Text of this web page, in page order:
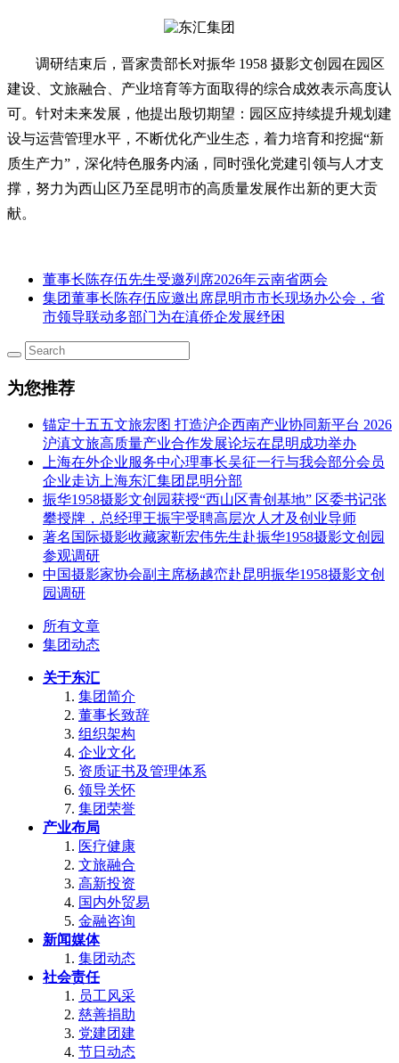
调研结束后，晋家贵部长对振华 1958 摄影文创园在园区
建设、文旅融合、产业培育等方面取得的综合成效表示高度认
可。针对未来发展，他提出殷切期望：园区应持续提升规划建
设与运营管理水平，不断优化产业生态，着力培育和挖掘“新
质生产力”，深化特色服务内涵，同时强化党建引领与人才支
撑，努力为西山区乃至昆明市的高质量发展作出新的更大贡
献。
董事长陈存伍先生受邀列席2026年云南省两会
集团董事长陈存伍应邀出席昆明市市长现场办公会，省
市领导联动多部门为在滇侨企发展纾困
为您推荐
锚定十五五文旅宏图 打造沪企西南产业协同新平台 2026
沪滇文旅高质量产业合作发展论坛在昆明成功举办
上海在外企业服务中心理事长吴征一行与我会部分会员
企业走访上海东汇集团昆明分部
振华1958摄影文创园获授“西山区青创基地” 区委书记张
攀授牌，总经理王振宇受聘高层次人才及创业导师
著名国际摄影收藏家靳宏伟先生赴振华1958摄影文创园
参观调研
中国摄影家协会副主席杨越峦赴昆明振华1958摄影文创
园调研
所有文章
集团动态
关于东汇
集团简介
董事长致辞
组织架构
企业文化
资质证书及管理体系
领导关怀
集团荣誉
产业布局
医疗健康
文旅融合
高新投资
国内外贸易
金融咨询
新闻媒体
集团动态
社会责任
员工风采
慈善捐助
党建团建
节日动态